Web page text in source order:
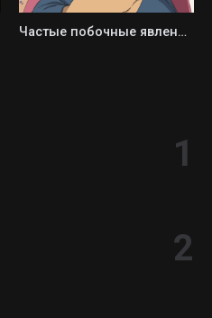
Частые побочные явления / Обычные побочки